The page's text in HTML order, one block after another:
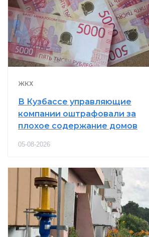
ЖКХ
В Кузбассе управляющие
компании оштрафовали за
плохое содержание домов
05-08-2026